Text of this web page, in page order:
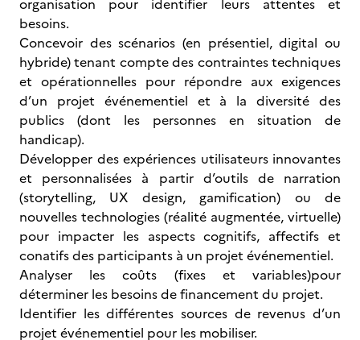
organisation pour identifier leurs attentes et
besoins.
Concevoir des scénarios (en présentiel, digital ou
hybride) tenant compte des contraintes techniques
et opérationnelles pour répondre aux exigences
d’un projet événementiel et à la diversité des
publics (dont les personnes en situation de
handicap).
Développer des expériences utilisateurs innovantes
et personnalisées à partir d’outils de narration
(storytelling, UX design, gamification) ou de
nouvelles technologies (réalité augmentée, virtuelle)
pour impacter les aspects cognitifs, affectifs et
conatifs des participants à un projet événementiel.
Analyser les coûts (fixes et variables)pour
déterminer les besoins de financement du projet.
Identifier les différentes sources de revenus d’un
projet événementiel pour les mobiliser.